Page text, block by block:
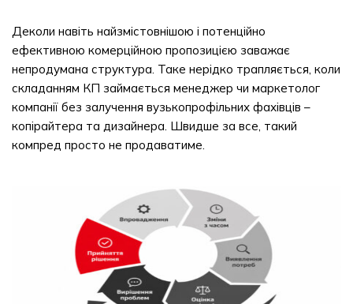
Деколи навіть найзмістовнішою і потенційно
ефективною комерційною пропозицією заважає
непродумана структура. Таке нерідко трапляється, коли
складанням КП займається менеджер чи маркетолог
компанії без залучення вузькопрофільних фахівців –
копірайтера та дизайнера. Швидше за все, такий
компред просто не продаватиме.